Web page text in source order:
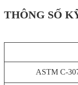
THÔNG SỐ
ASTM C-